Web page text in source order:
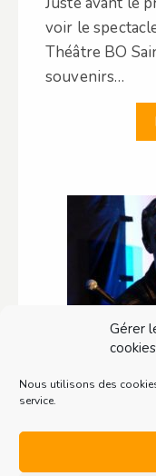
Gérer
cookies
Nous utilisons des
service.
voir le
Théâtre BO
souvenirs…
Avec
Bastien